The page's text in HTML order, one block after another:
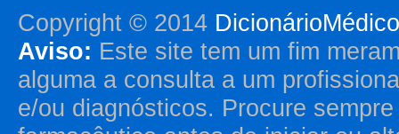
Copyright © 2014
Aviso: Este site tem um fim
alguma a consulta a um
e/ou diagnósticos. Procure